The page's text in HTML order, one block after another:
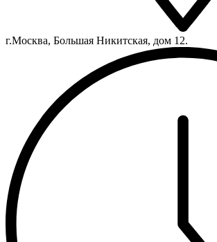
г.Москва, Большая Никитская, дом 12.